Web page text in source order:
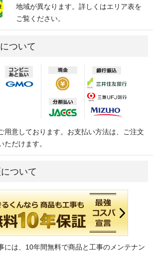
地域が異なります。詳しくはエリア表を
ご覧ください。
ついて
用意しております。お支払い方法は、ご注文
ただけます。
ついて
には、10年間無料で商品と工事のメンテナン